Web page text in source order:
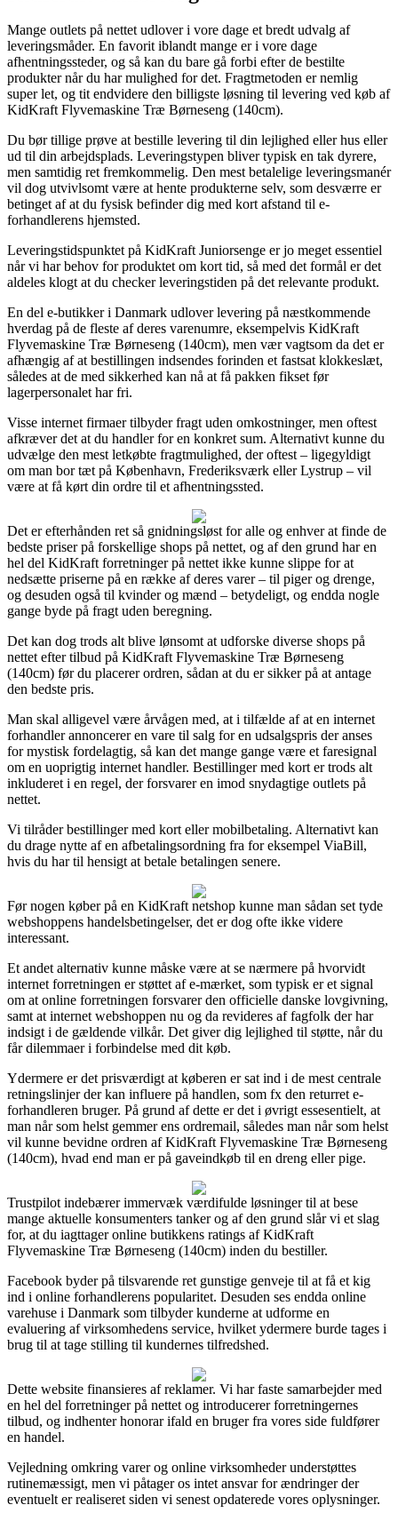
Mange outlets på nettet udlover i vore dage et bredt udvalg af
leveringsmåder. En favorit iblandt mange er i vore dage
afhentningssteder, og så kan du bare gå forbi efter de bestilte
produkter når du har mulighed for det. Fragtmetoden er nemlig
super let, og tit endvidere den billigste løsning til levering ved køb af
KidKraft Flyvemaskine Træ Børneseng (140cm).
Du bør tillige prøve at bestille levering til din lejlighed eller hus eller
ud til din arbejdsplads. Leveringstypen bliver typisk en tak dyrere,
men samtidig ret fremkommelig. Den mest betalelige leveringsmanér
vil dog utvivlsomt være at hente produkterne selv, som desværre er
betinget af at du fysisk befinder dig med kort afstand til e-
forhandlerens hjemsted.
Leveringstidspunktet på KidKraft Juniorsenge er jo meget essentiel
når vi har behov for produktet om kort tid, så med det formål er det
aldeles klogt at du checker leveringstiden på det relevante produkt.
En del e-butikker i Danmark udlover levering på næstkommende
hverdag på de fleste af deres varenumre, eksempelvis KidKraft
Flyvemaskine Træ Børneseng (140cm), men vær vagtsom da det er
afhængig af at bestillingen indsendes forinden et fastsat klokkeslæt,
således at de med sikkerhed kan nå at få pakken fikset før
lagerpersonalet har fri.
Visse internet firmaer tilbyder fragt uden omkostninger, men oftest
afkræver det at du handler for en konkret sum. Alternativt kunne du
udvælge den mest letkøbte fragtmulighed, der oftest – ligegyldigt
om man bor tæt på København, Frederiksværk eller Lystrup – vil
være at få kørt din ordre til et afhentningssted.
Det er efterhånden ret så gnidningsløst for alle og enhver at finde de
bedste priser på forskellige shops på nettet, og af den grund har en
hel del KidKraft forretninger på nettet ikke kunne slippe for at
nedsætte priserne på en række af deres varer – til piger og drenge,
og desuden også til kvinder og mænd – betydeligt, og endda nogle
gange byde på fragt uden beregning.
Det kan dog trods alt blive lønsomt at udforske diverse shops på
nettet efter tilbud på KidKraft Flyvemaskine Træ Børneseng
(140cm) før du placerer ordren, sådan at du er sikker på at antage
den bedste pris.
Man skal alligevel være årvågen med, at i tilfælde af at en internet
forhandler annoncerer en vare til salg for en udsalgspris der anses
for mystisk fordelagtig, så kan det mange gange være et faresignal
om en uoprigtig internet handler. Bestillinger med kort er trods alt
inkluderet i en regel, der forsvarer en imod snydagtige outlets på
nettet.
Vi tilråder bestillinger med kort eller mobilbetaling. Alternativt kan
du drage nytte af en afbetalingsordning fra for eksempel ViaBill,
hvis du har til hensigt at betale betalingen senere.
Før nogen køber på en KidKraft netshop kunne man sådan set tyde
webshoppens handelsbetingelser, det er dog ofte ikke videre
interessant.
Et andet alternativ kunne måske være at se nærmere på hvorvidt
internet forretningen er støttet af e-mærket, som typisk er et signal
om at online forretningen forsvarer den officielle danske lovgivning,
samt at internet webshoppen nu og da revideres af fagfolk der har
indsigt i de gældende vilkår. Det giver dig lejlighed til støtte, når du
får dilemmaer i forbindelse med dit køb.
Ydermere er det prisværdigt at køberen er sat ind i de mest centrale
retningslinjer der kan influere på handlen, som fx den returret e-
forhandleren bruger. På grund af dette er det i øvrigt essesentielt, at
man når som helst gemmer ens ordremail, således man når som helst
vil kunne bevidne ordren af KidKraft Flyvemaskine Træ Børneseng
(140cm), hvad end man er på gaveindkøb til en dreng eller pige.
Trustpilot indebærer immervæk værdifulde løsninger til at bese
mange aktuelle konsumenters tanker og af den grund slår vi et slag
for, at du iagttager online butikkens ratings af KidKraft
Flyvemaskine Træ Børneseng (140cm) inden du bestiller.
Facebook byder på tilsvarende ret gunstige genveje til at få et kig
ind i online forhandlerens popularitet. Desuden ses endda online
varehuse i Danmark som tilbyder kunderne at udforme en
evaluering af virksomhedens service, hvilket ydermere burde tages i
brug til at tage stilling til kundernes tilfredshed.
Dette website finansieres af reklamer. Vi har faste samarbejder med
en hel del forretninger på nettet og introducerer forretningernes
tilbud, og indhenter honorar ifald en bruger fra vores side fuldfører
en handel.
Vejledning omkring varer og online virksomheder understøttes
rutinemæssigt, men vi påtager os intet ansvar for ændringer der
eventuelt er realiseret siden vi senest opdaterede vores oplysninger.